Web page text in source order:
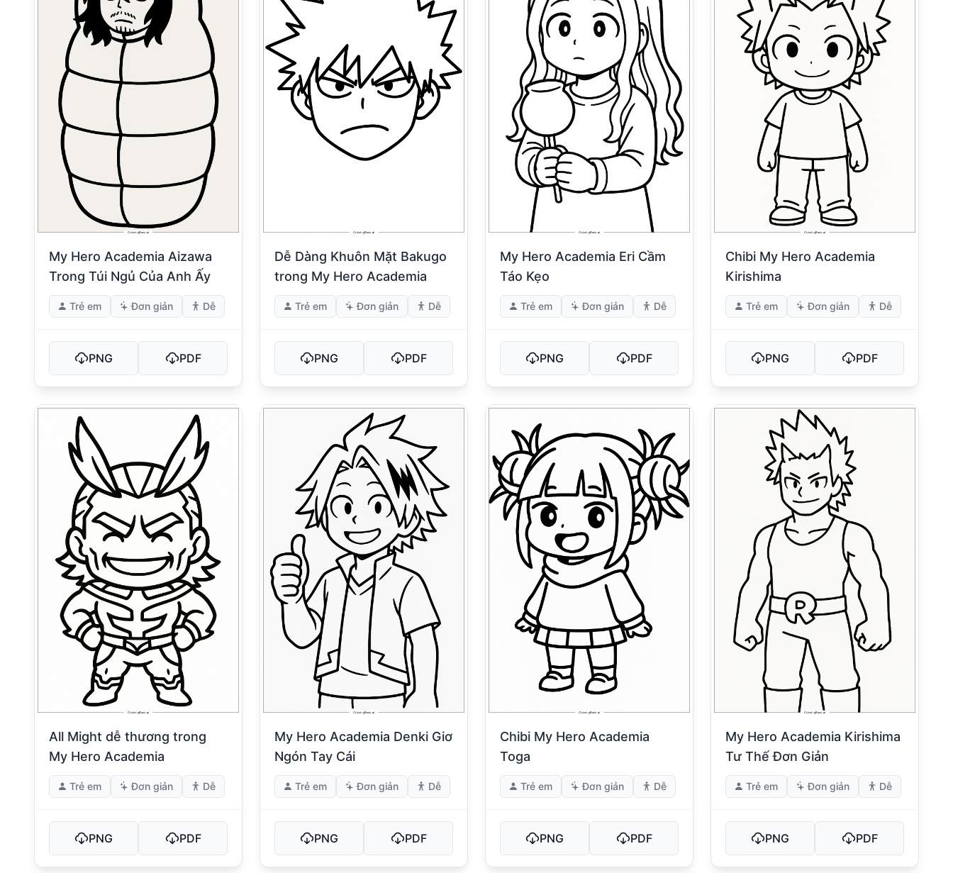
My Hero Academia Aizawa
Trong Túi Ngủ Của Anh Ấy
Trẻ em Đơn giản Dễ
PNG PDF
Dễ Dàng Khuôn Mặt Bakugo
trong My Hero Academia
Trẻ em Đơn giản Dễ
PNG PDF
My Hero Academia Eri Cầm
Táo Kẹo
Trẻ em Đơn giản Dễ
PNG PDF
Chibi My Hero Academia
Kirishima
Trẻ em Đơn giản Dễ
PNG PDF
All Might dễ thương trong
My Hero Academia
Trẻ em Đơn giản Dễ
PNG PDF
My Hero Academia Denki Giơ
Ngón Tay Cái
Trẻ em Đơn giản Dễ
PNG PDF
Chibi My Hero Academia
Toga
Trẻ em Đơn giản Dễ
PNG PDF
My Hero Academia Kirishima
Tư Thế Đơn Giản
Trẻ em Đơn giản Dễ
PNG PDF